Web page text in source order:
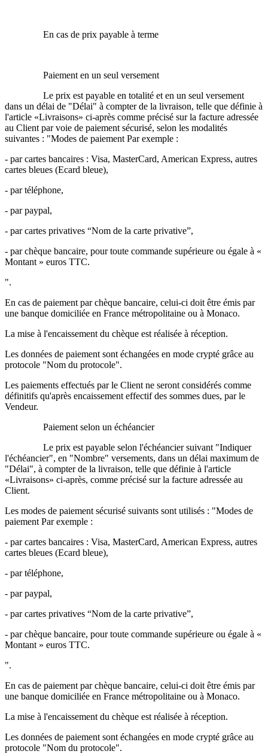
En cas de prix payable à terme
Paiement en un seul versement
Le prix est payable en totalité et en un seul versement
dans un délai de "Délai" à compter de la livraison, telle que définie à
l'article «Livraisons» ci-après comme précisé sur la facture adressée
au Client par voie de paiement sécurisé, selon les modalités
suivantes : "Modes de paiement Par exemple :
- par cartes bancaires : Visa, MasterCard, American Express, autres
cartes bleues (Ecard bleue),
- par téléphone,
- par paypal,
- par cartes privatives “Nom de la carte privative”,
- par chèque bancaire, pour toute commande supérieure ou égale à «
Montant » euros TTC.
".
En cas de paiement par chèque bancaire, celui-ci doit être émis par
une banque domiciliée en France métropolitaine ou à Monaco.
La mise à l'encaissement du chèque est réalisée à réception.
Les données de paiement sont échangées en mode crypté grâce au
protocole "Nom du protocole".
Les paiements effectués par le Client ne seront considérés comme
définitifs qu'après encaissement effectif des sommes dues, par le
Vendeur.
Paiement selon un échéancier
Le prix est payable selon l'échéancier suivant "Indiquer
l'échéancier", en "Nombre" versements, dans un délai maximum de
"Délai", à compter de la livraison, telle que définie à l'article
«Livraisons» ci-après, comme précisé sur la facture adressée au
Client.
Les modes de paiement sécurisé suivants sont utilisés : "Modes de
paiement Par exemple :
- par cartes bancaires : Visa, MasterCard, American Express, autres
cartes bleues (Ecard bleue),
- par téléphone,
- par paypal,
- par cartes privatives “Nom de la carte privative”,
- par chèque bancaire, pour toute commande supérieure ou égale à «
Montant » euros TTC.
".
En cas de paiement par chèque bancaire, celui-ci doit être émis par
une banque domiciliée en France métropolitaine ou à Monaco.
La mise à l'encaissement du chèque est réalisée à réception.
Les données de paiement sont échangées en mode crypté grâce au
protocole "Nom du protocole".